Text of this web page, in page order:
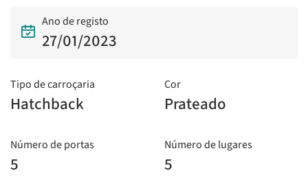
Ano de registo
27/01/2023
Tipo de carroçaria
Hatchback
Cor
Prateado
Número de portas
5
Número de lugares
5